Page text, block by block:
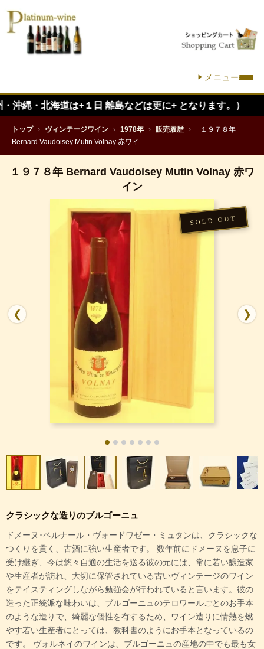
メニュー
道は+１日 離島などは更に+ となります。）
トップ › ヴィンテージワイン › 1978年 › 販売履歴 ›
１９７８年
Bernard Vaudoisey Mutin Volnay 赤ワイ
１９７８年 Bernard Vaudoisey Mutin Volnay 赤ワ
イン
❮ ❯
クラシックな造りのブルゴーニュ
ドメーヌ･ベルナール・ヴォードワゼー・ミュタンは、クラシックな
つくりを貫く、古酒に強い生産者です。 数年前にドメーヌを息子に
受け継ぎ、今は悠々自適の生活を送る彼の元には、常に若い醸造家
や生産者が訪れ、大切に保管されている古いヴィンテージのワイン
をテイスティングしながら勉強会が行われていると言います。彼の
造った正統派な味わいは、ブルゴーニュのテロワールごとのお手本
のような造りで、綺麗な個性を有するため、ワイン造りに情熱を燃
やす若い生産者にとっては、教科書のようにお手本となっているの
です。 ヴォルネイのワインは、ブルゴーニュの産地の中でも最も女